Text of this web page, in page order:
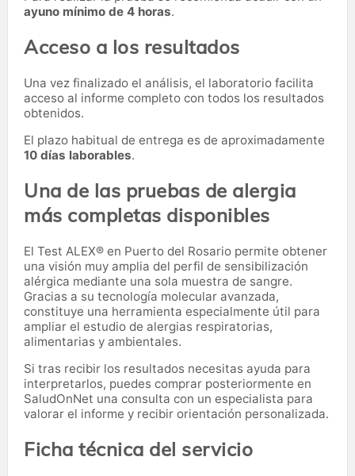
ayuno mínimo de 4 horas.
Acceso a los resultados
Una vez finalizado el análisis, el laboratorio facilita
acceso al informe completo con todos los resultados
obtenidos.
El plazo habitual de entrega es de aproximadamente
10 días laborables.
Una de las pruebas de alergia
más completas disponibles
El Test ALEX® en Puerto del Rosario permite obtener
una visión muy amplia del perfil de sensibilización
alérgica mediante una sola muestra de sangre.
Gracias a su tecnología molecular avanzada,
constituye una herramienta especialmente útil para
ampliar el estudio de alergias respiratorias,
alimentarias y ambientales.
Si tras recibir los resultados necesitas ayuda para
interpretarlos, puedes comprar posteriormente en
SaludOnNet una consulta con un especialista para
valorar el informe y recibir orientación personalizada.
Ficha técnica del servicio